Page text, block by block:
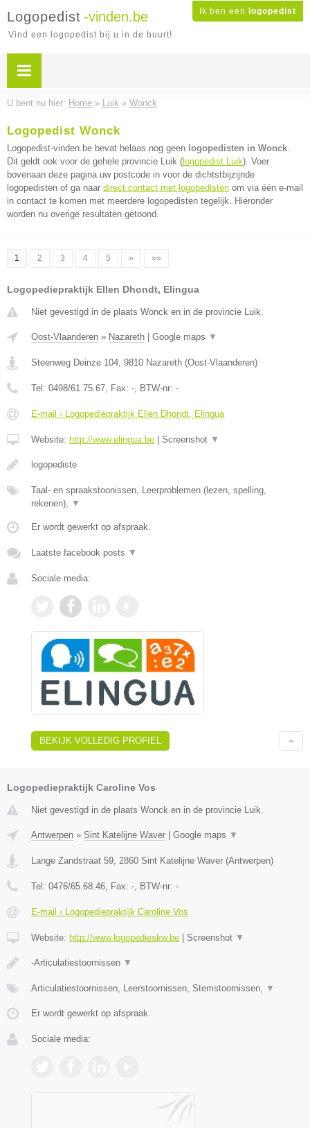
Ik ben een logopedist
Logopedist -vinden.be
Vind een logopedist bij u in de buurt!
U bent nu hier: Home » Luik » Wonck
Logopedist Wonck
Logopedist-vinden.be bevat helaas nog geen logopedisten in Wonck.
Dit geldt ook voor de gehele provincie Luik ( logopedist Luik). Voer
bovenaan deze pagina uw postcode in voor de dichtstbijzijnde
logopedisten of ga naar direct contact met logopedisten om via één e-mail
in contact te komen met meerdere logopedisten tegelijk. Hieronder
worden nu overige resultaten getoond.
1 2 3 4 5 » »»
Logopediepraktijk Ellen Dhondt, Elingua
Niet gevestigd in de plaats Wonck en in de provincie Luik.
Oost-Vlaanderen » Nazareth Google maps ▼
Steenweg Deinze 104, 9810 Nazareth (Oost-Vlaanderen)
Tel: 0498/61.75.67, Fax: -, BTW-nr: -
E-mail › Logopediepraktijk Ellen Dhondt, Elingua
Website: http://www.elingua.be Screenshot ▼
logopediste
Taal- en spraakstoonissen, Leerproblemen (lezen, spelling,
rekenen), ▼
Er wordt gewerkt op afspraak.
Laatste facebook posts ▼
Sociale media:
BEKIJK VOLLEDIG PROFIEL
Logopediepraktijk Caroline Vos
Niet gevestigd in de plaats Wonck en in de provincie Luik.
Antwerpen » Sint Katelijne Waver Google maps ▼
Lange Zandstraat 59, 2860 Sint Katelijne Waver (Antwerpen)
Tel: 0476/65.68.46, Fax: -, BTW-nr: -
E-mail › Logopediepraktijk Caroline Vos
Website: http://www.logopedieskw.be Screenshot ▼
-Articulatiestoornissen ▼
Articulatiestoornissen, Leerstoornissen, Stemstoornissen, ▼
Er wordt gewerkt op afspraak.
Sociale media: